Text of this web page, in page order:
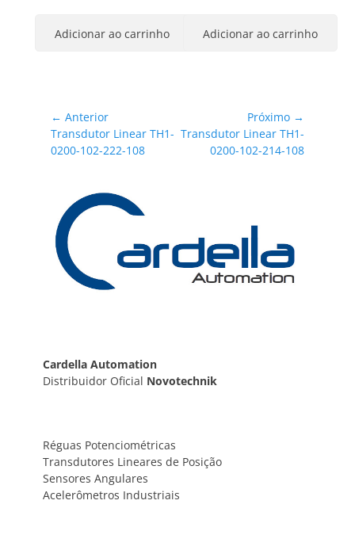
Adicionar ao carrinho Adicionar ao carrinho
Navegação
de
Post
← Anterior
Post
anterior:
Transdutor Linear TH1-
0200-102-222-108
Próximo →
Próximo
Transdutor Linear TH1-
0200-102-214-108
Cardella Automation
Distribuidor Oficial Novotechnik
Réguas Potenciométricas
Transdutores Lineares de Posição
Sensores Angulares
Acelerômetros Industriais